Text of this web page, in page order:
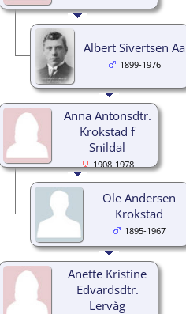
Albert Sivertsen Aa
1899-1976
Anna Antonsdtr.
Krokstad f
Snildal
1908-1978
Ole Andersen
Krokstad
1895-1967
Anette Kristine
Edvardsdtr.
Lervåg